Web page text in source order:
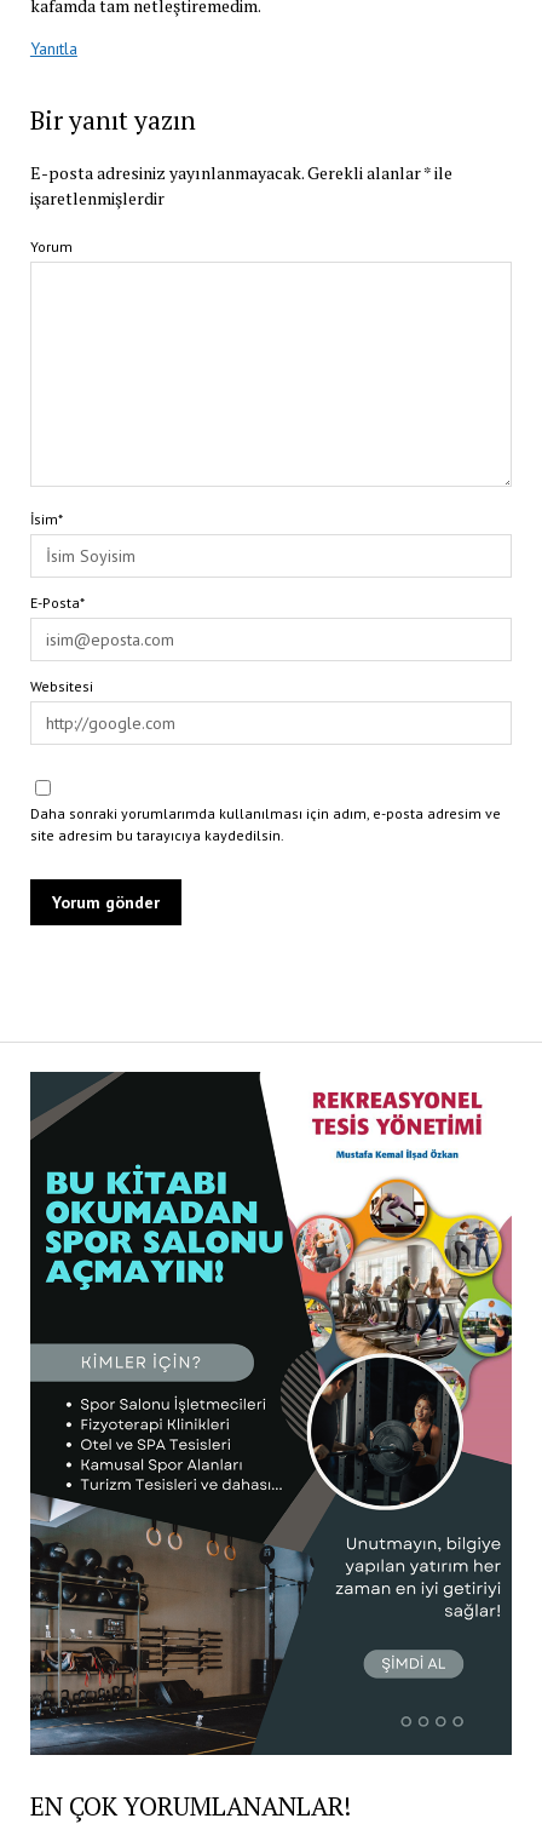
kafamda tam netleştiremedim.
Yanıtla
Bir yanıt yazın
E-posta adresiniz yayınlanmayacak.Gerekli alanlar*ile
işaretlenmişlerdir
Yorum
İsim*
E-Posta*
Websitesi
Daha sonraki yorumlarımda kullanılması için adım, e-posta adresim ve
site adresim bu tarayıcıya kaydedilsin.
EN ÇOK YORUMLANANLAR!